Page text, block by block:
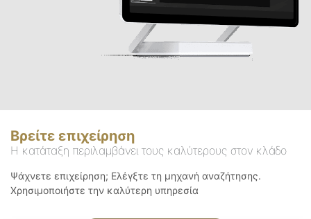
Βρείτε επιχείρηση
Η κατάταξη περιλαμβάνει τους καλύτερους στον κλάδο
Ψάχνετε επιχείρηση; Ελέγξτε τη μηχανή αναζήτησης.
Χρησιμοποιήστε την καλύτερη υπηρεσία